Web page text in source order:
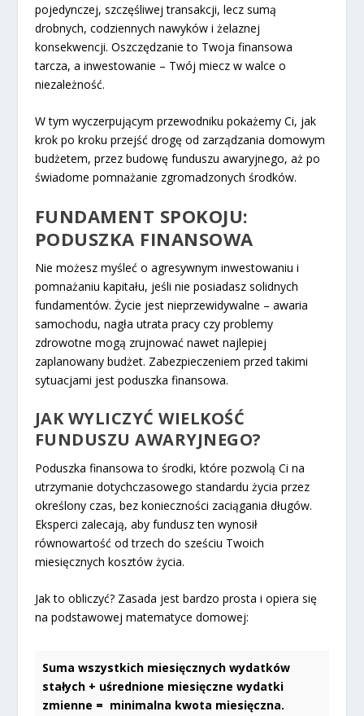
pojedynczej, szczęśliwej transakcji, lecz sumą
drobnych, codziennych nawyków i żelaznej
konsekwencji. Oszczędzanie to Twoja finansowa
tarcza, a inwestowanie – Twój miecz w walce o
niezależność.
W tym wyczerpującym przewodniku pokażemy Ci, jak
krok po kroku przejść drogę od zarządzania domowym
budżetem, przez budowę funduszu awaryjnego, aż po
świadome pomnażanie zgromadzonych środków.
FUNDAMENT SPOKOJU:
PODUSZKA FINANSOWA
Nie możesz myśleć o agresywnym inwestowaniu i
pomnażaniu kapitału, jeśli nie posiadasz solidnych
fundamentów. Życie jest nieprzewidywalne – awaria
samochodu, nagła utrata pracy czy problemy
zdrowotne mogą zrujnować nawet najlepiej
zaplanowany budżet. Zabezpieczeniem przed takimi
sytuacjami jest poduszka finansowa.
JAK WYLICZYĆ WIELKOŚĆ
FUNDUSZU AWARYJNEGO?
Poduszka finansowa to środki, które pozwolą Ci na
utrzymanie dotychczasowego standardu życia przez
określony czas, bez konieczności zaciągania długów.
Eksperci zalecają, aby fundusz ten wynosił
równowartość od trzech do sześciu Twoich
miesięcznych kosztów życia.
Jak to obliczyć? Zasada jest bardzo prosta i opiera się
na podstawowej matematyce domowej:
Suma wszystkich miesięcznych wydatków
stałych + uśrednione miesięczne wydatki
zmienne = minimalna kwota miesięczna.